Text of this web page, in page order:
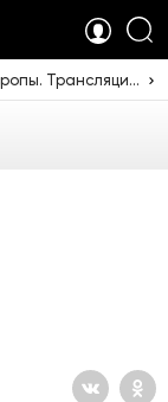
03:55 Академическая гребля. Чемпионат Европы. Трансляция из Италии [6+]